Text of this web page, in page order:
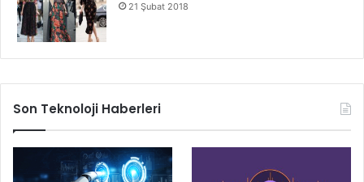
21 Şubat 2018
Son Teknoloji Haberleri